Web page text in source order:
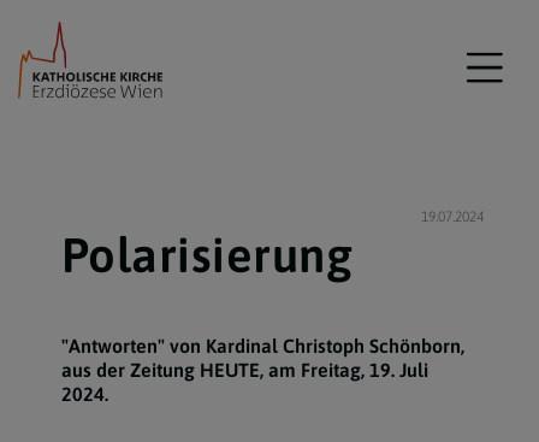
19.07.2024
Polarisierung
"Antworten" von Kardinal Christoph Schönborn,
aus der Zeitung HEUTE, am Freitag, 19. Juli
2024.